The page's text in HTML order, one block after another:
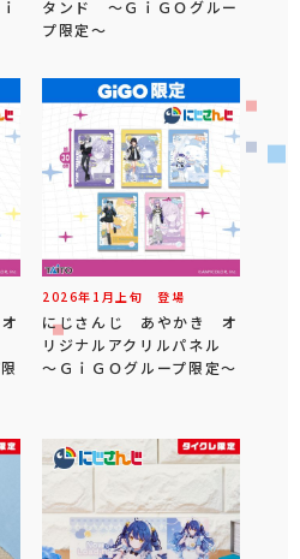
タンド ～ＧｉＧＯグルー
プ限定～
2026年 1 月 上旬 登場
にじさんじ あやかき オ
リジナルアクリルパネル
～ＧｉＧＯグループ限定～